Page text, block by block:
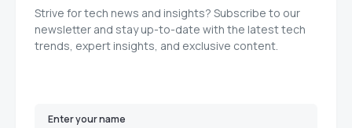
Strive for tech news and insights? Subscribe to our
newsletter and stay up-to-date with the latest tech
trends, expert insights, and exclusive content.